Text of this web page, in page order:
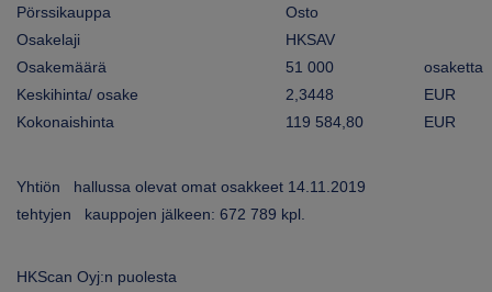
UUTISHUONE
Pörssikauppa
Osto
Osakelaji
HKSAV
Osakemäärä
51 000
osaketta
Keskihinta/ osake
2,3448
EUR
Kokonaishinta
119 584,80 EUR
Yhtiön hallussa olevat omat osakkeet 14.11.2019
tehtyjen kauppojen jälkeen: 672 789 kpl.
HKScan Oyj:n puolesta